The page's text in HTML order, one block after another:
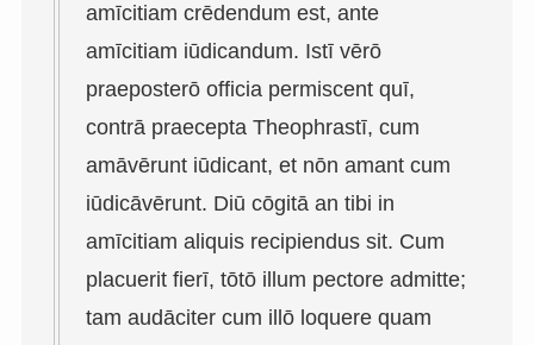
amīcitiam crēdendum est, ante
amīcitiam iūdicandum. Istī vērō
praeposterō officia permiscent quī,
contrā praecepta Theophrastī, cum
amāvērunt iūdicant, et nōn amant cum
iūdicāvērunt. Diū cōgitā an tibi in
amīcitiam aliquis recipiendus sit. Cum
placuerit fierī, tōtō illum pectore admitte;
tam audāciter cum illō loquere quam